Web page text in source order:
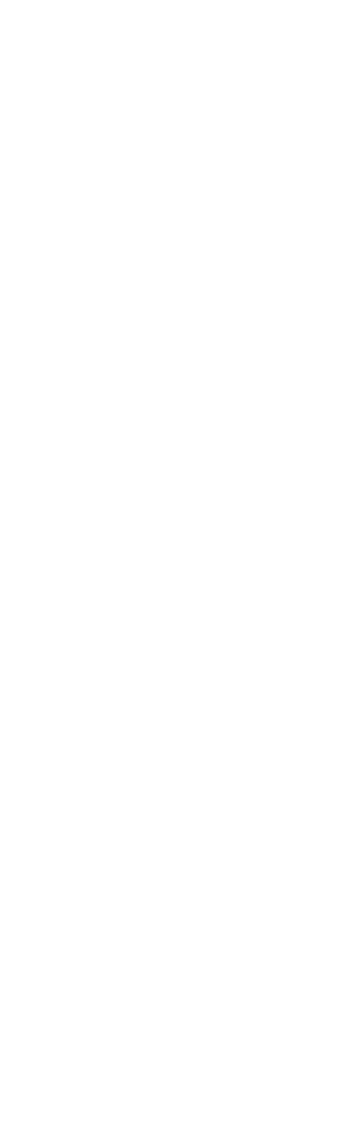
нагрузки. Интервальная тренировка. Состоит
4 минуты — это один цикл Табата. Между циклами
одного цикла. В протокол Табата можно включать
и скоростно-силовых возможностей.
степ-аэробики и соединение их в различные